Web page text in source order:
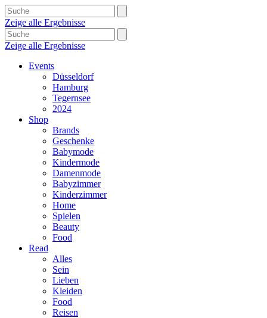
Zeige alle Ergebnisse
Zeige alle Ergebnisse
Events
Düsseldorf
Hamburg
Tegernsee
2024
Shop
Brands
Geschenke
Babymode
Kindermode
Damenmode
Babyzimmer
Kinderzimmer
Home
Spielen
Beauty
Food
Read
Alles
Sein
Lieben
Kleiden
Food
Reisen